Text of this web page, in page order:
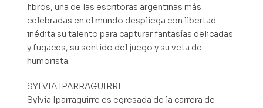
libros, una de las escritoras argentinas más
celebradas en el mundo despliega con libertad
inédita su talento para capturar fantasías delicadas
y fugaces, su sentido del juego y su veta de
humorista.
SYLVIA IPARRAGUIRRE
Sylvia Iparraguirre es egresada de la carrera de